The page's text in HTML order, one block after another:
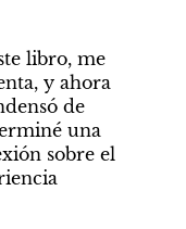
libro, me
y ahora
de
una
sobre el